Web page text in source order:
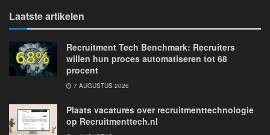
Laatste artikelen
Recruitment Tech Benchmark: Recruiters
willen hun proces automatiseren tot 68
procent
7 AUGUSTUS 2026
Plaats vacatures over recruitmenttechnologie
op Recruitmenttech.nl